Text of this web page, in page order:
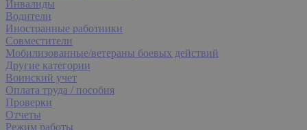
Инвалиды
Водители
Иностранные работники
Совместители
Мобилизованные/ветераны боевых действий
Другие категории
Воинский учет
Оплата труда / пособия
Проверки
Отчеты
Режим работы